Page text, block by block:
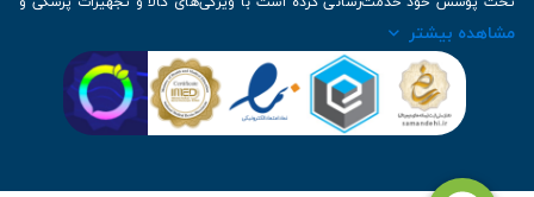
برترین برندهای موجود در بازار اطلاعات بسیار ارزشمندی را دارا می‌باشد
| تلفن تماس : 36333383-035 | ایمیل: Info@Sib115.com
مشاهده بیشتر